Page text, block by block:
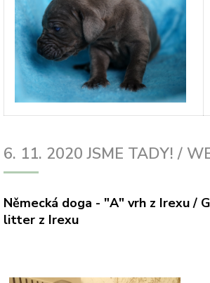
6. 11. 2020 JSME TADY! /
Německá doga - "A" vrh z Irexu /
litter z Irexu